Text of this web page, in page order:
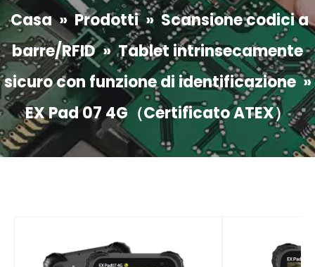
Casa » Prodotti » Scansione codici a
barre/RFID »Tablet intrinsecamente
sicuro con funzione di identificazione »
EX Pad 07 4G（Certificato ATEX）